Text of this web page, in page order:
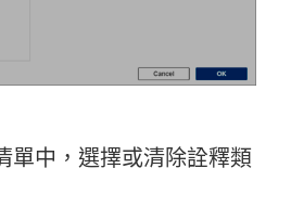
單中，選擇或清除詮釋類